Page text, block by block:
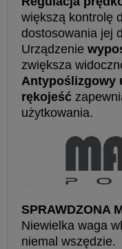
większą kontrolę
dostosowania jej
Urządzenie
zwiększa
Antypoślizgowy
rękojeść
użytkowania.
SPRAWDZONA
Niewielka waga
niemal wszędzie.